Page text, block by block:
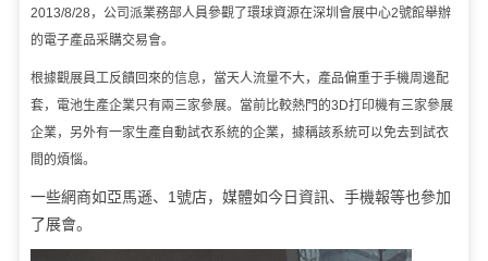
2013/8/28，公司派業務部人員參觀了環球資源在深圳會展中心2號館舉辦
的電子產品采購交易會。
根據觀展員工反饋回來的信息，當天人流量不大，產品偏重于手機周邊配
套，電池生產企業只有兩三家參展。當前比較熱門的3D打印機有三家參展
企業，另外有一家生產自動試衣系統的企業，據稱該系統可以免去到試衣
間的煩惱。
一些網商如亞馬遜、1號店，媒體如今日資訊、手機報等也參加
了展會。